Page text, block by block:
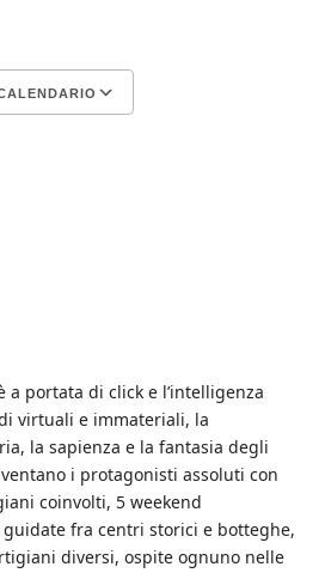
a portata di click e l’intelligenza
virtuali e immateriali, la
la sapienza e la fantasia degli
i protagonisti assoluti con
coinvolti, 5 weekend
guidate fra centri storici e botteghe,
diversi, ospite ognuno nelle